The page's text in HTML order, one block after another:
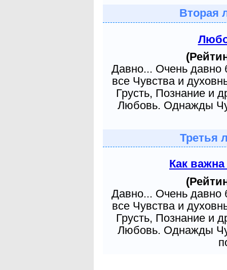
Вторая
Давно... Очень давно
все Чувства и
Грусть, Познание и
Любовь. Однажды
Третья
Как
Давно... Очень давно
все Чувства и
Грусть, Познание и
Любовь. Однажды